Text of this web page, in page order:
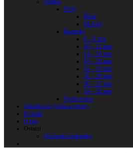
Ostatní
Perly
Říční
Mořské
Řemínky
6 – 8 mm
10 – 12 mm
14 – 16 mm
18 – 20 mm
22 – 24 mm
26 – 28 mm
30 – 32 mm
34 – 36 mm
Šperkovnice
Zakázková výroba a opravy
Kontakt
O nás
Ostatní
Obchodní podmínky